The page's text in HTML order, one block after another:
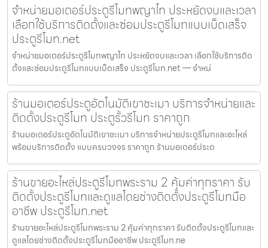
จำหน่ายมอเตอร์ประตูรีโมทพญาไท ประหยัดงบและเวลา
เลือกใช้บริการติดตั้งและซ่อมประตูรีโมทแบบเบ็ดเสร็จ
ประตูรีโมท.net
จำหน่ายมอเตอร์ประตูรีโมทพญาไท ประหยัดงบและเวลา เลือกใช้บริการติด
ตั้งและซ่อมประตูรีโมทแบบเบ็ดเสร็จ ประตูรีโมท.net — จำหน่
ร้านมอเตอร์ประตูอัตโนมัติเขาชะเมา บริการจำหน่ายและ
ติดตั้งประตูรีโมท ประตูรั้วรีโมท ราคาถูก
ร้านมอเตอร์ประตูอัตโนมัติเขาชะเมา บริการจำหน่ายประตูรีโมทและอะไหล่
พร้อมบริการติดตั้ง แบบครบวงจร ราคาถูก ร้านมอเตอร์ประต
ร้านขายอะไหล่ประตูรีโมทพระราม 2 คุ้มค่าทุกราคา รับ
ติดตั้งประตูรีโมทและดูแลโดยช่างติดตั้งประตูรีโมทมือ
อาชีพ ประตูรีโมท.net
ร้านขายอะไหล่ประตูรีโมทพระราม 2 คุ้มค่าทุกราคา รับติดตั้งประตูรีโมทและ
ดูแลโดยช่างติดตั้งประตูรีโมทมืออาชีพ ประตูรีโมท.ne